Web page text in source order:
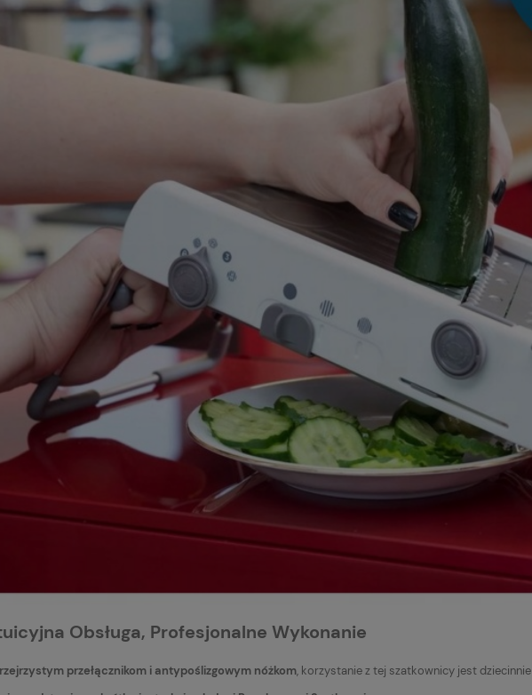
Obsługa, Profesjonalne Wykonanie
przełącznikom i antypoślizgowym nóżkom, korzystanie z tej szatkownicy jest dziecinnie